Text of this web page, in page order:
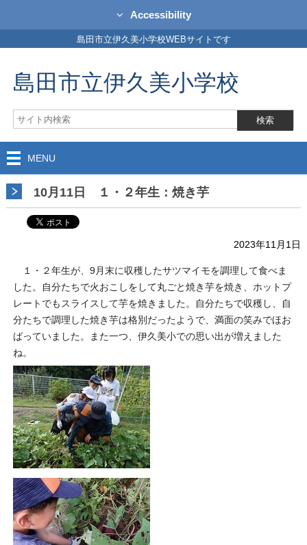
Accessibility
島田市立伊久美小学校WEBサイトです
島田市立伊久美小学校
MENU
10月11日 １・２年生：焼き芋
2023年11月1日
１・２年生が、9月末に収穫したサツマイモを調理して食べま
した。自分たちで火おこしをして丸ごと焼き芋を焼き、ホットプ
レートでもスライスして芋を焼きました。自分たちで収穫し、自
分たちで調理した焼き芋は格別だったようで、満面の笑みでほお
ばっていました。また一つ、伊久美小での思い出が増えました
ね。